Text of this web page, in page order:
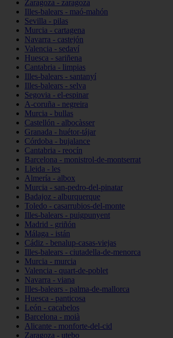
Zaragoza - zaragoza
Illes-balears - maó-mahón
Sevilla - pilas
Murcia - cartagena
Navarra - castejón
Valencia - sedaví
Huesca - sariñena
Cantabria - limpias
Illes-balears - santanyí
Illes-balears - selva
Segovia - el-espinar
A-coruña - negreira
Murcia - bullas
Castellón - albocàsser
Granada - huétor-tájar
Córdoba - bujalance
Cantabria - reocín
Barcelona - monistrol-de-montserrat
Lleida - les
Almería - albox
Murcia - san-pedro-del-pinatar
Badajoz - alburquerque
Toledo - casarrubios-del-monte
Illes-balears - puigpunyent
Madrid - griñón
Málaga - istán
Cádiz - benalup-casas-viejas
Illes-balears - ciutadella-de-menorca
Murcia - murcia
Valencia - quart-de-poblet
Navarra - viana
Illes-balears - palma-de-mallorca
Huesca - panticosa
León - cacabelos
Barcelona - moià
Alicante - monforte-del-cid
Zaragoza - utebo